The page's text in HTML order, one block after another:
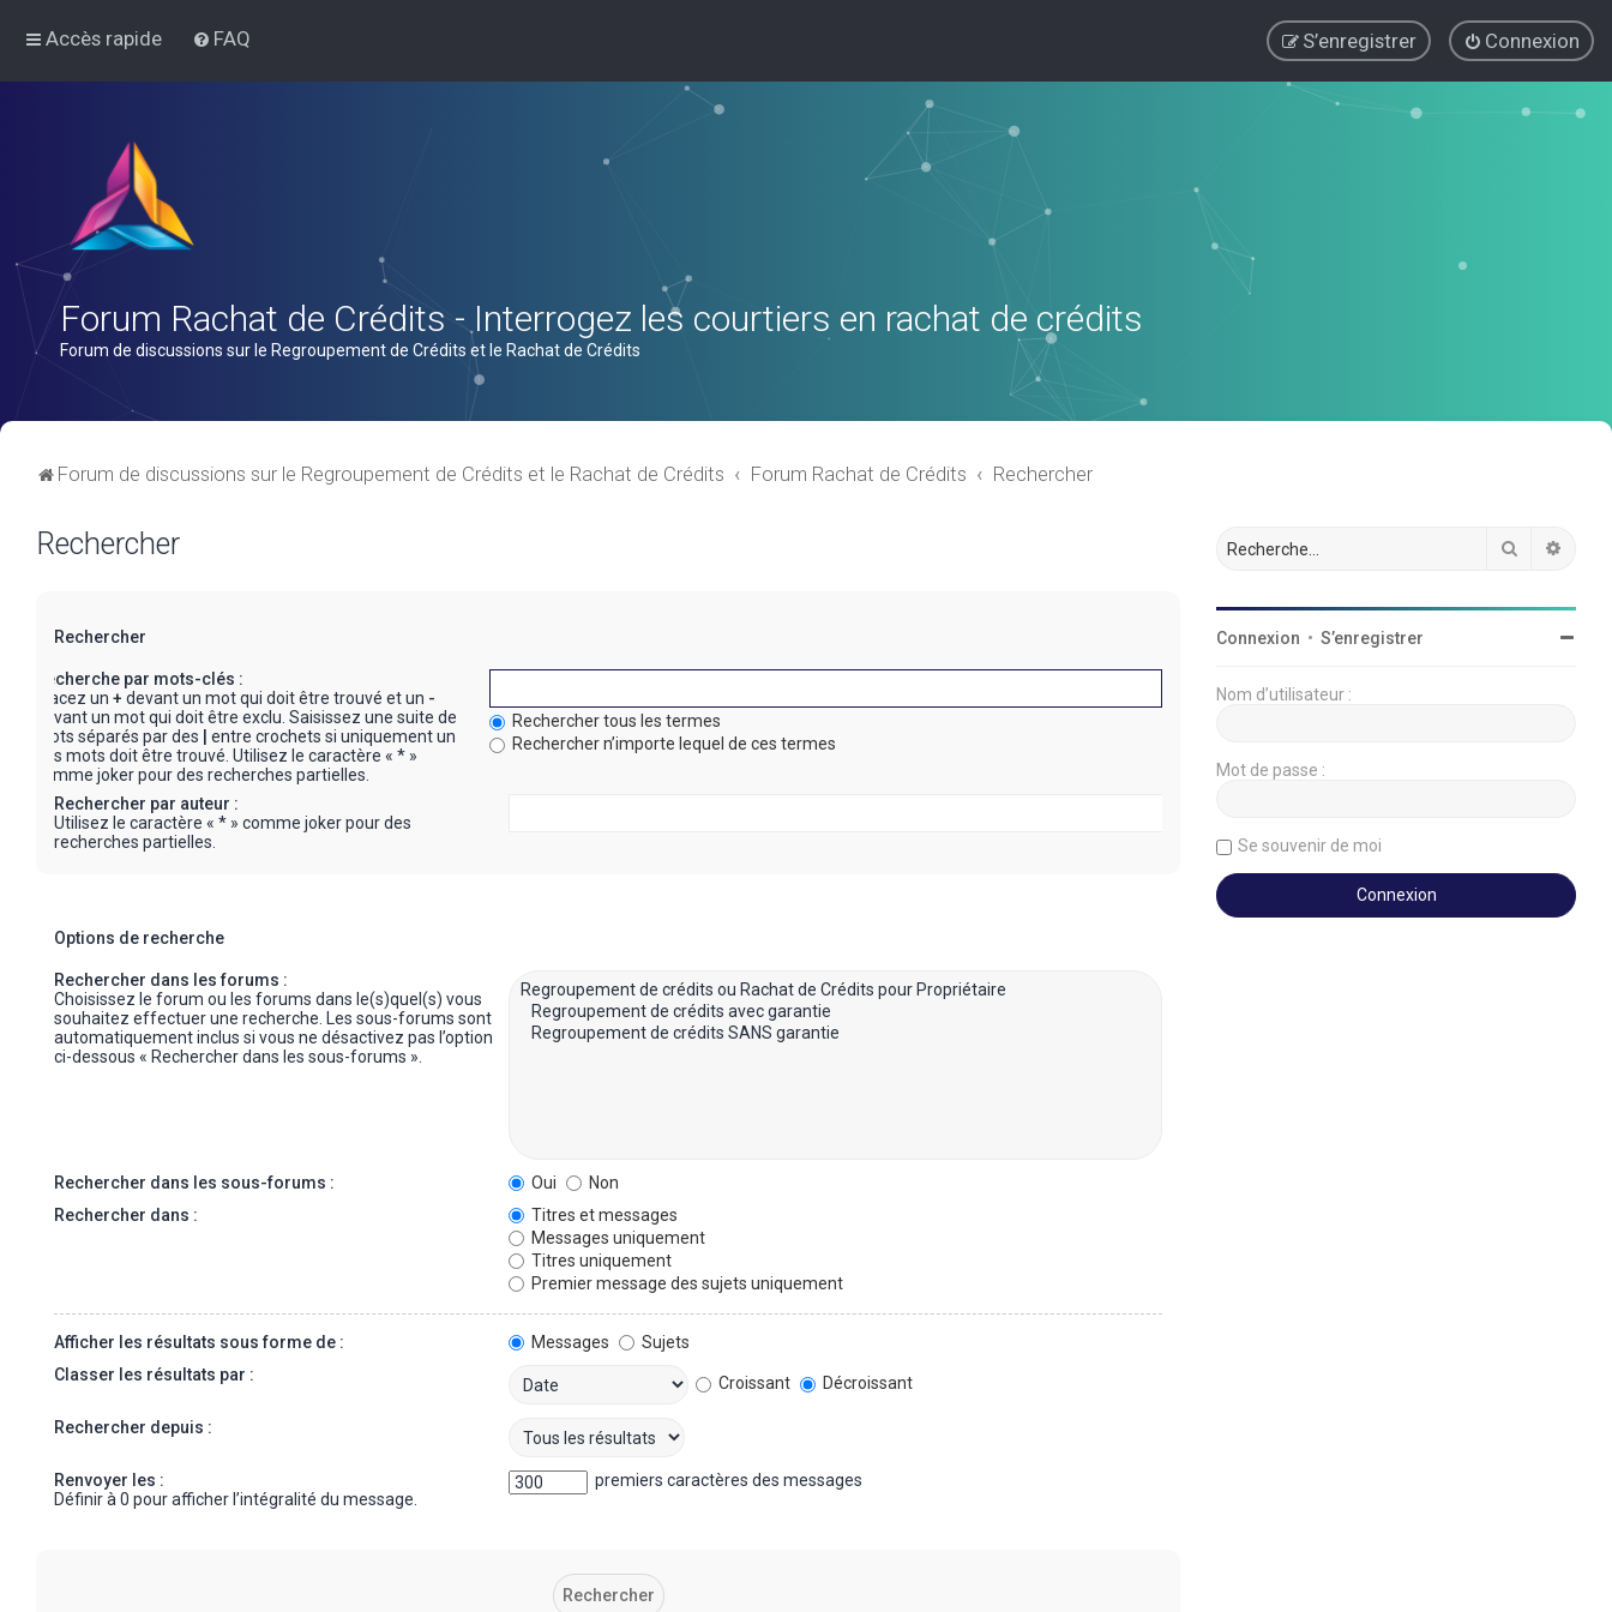
Accès rapide FAQ Connexion
S’enregistrer
Forum Rachat de Crédits - Interrogez les courtiers en rachat de crédits
Forum de discussions sur le Regroupement de Crédits et le Rachat de Crédits
Forum de discussions sur le Regroupement de Crédits et le Rachat de Crédits Forum Rachat de Crédits Rechercher
Rechercher
Rechercher
Recherche par mots-clés :
Placez un + devant un mot qui doit être trouvé et un -
devant un mot qui doit être exclu. Saisissez une suite de
mots séparés par des
entre crochets si uniquement un
des mots doit être trouvé. Utilisez le caractère « * »
comme joker pour des recherches partielles.
Rechercher tous les termes
Rechercher n’importe lequel de ces termes
Rechercher par auteur :
Utilisez le caractère « * » comme joker pour des
recherches partielles.
Options de recherche
Rechercher dans les forums :
Choisissez le forum ou les forums dans le(s)quel(s) vous
souhaitez effectuer une recherche. Les sous-forums sont
automatiquement inclus si vous ne désactivez pas l’option
ci-dessous « Rechercher dans les sous-forums ».
Rechercher dans les sous-forums : Oui
Non
Rechercher dans :
Titres et messages
Messages uniquement
Titres uniquement
Premier message des sujets uniquement
Afficher les résultats sous forme de : Messages
Sujets
Classer les résultats par :
Croissant Décroissant
Rechercher depuis :
Renvoyer les :
Définir à 0 pour afficher l’intégralité du message.
premiers caractères des messages
Rechercher
Connexion • S’enregistrer
Nom d’utilisateur :
Mot de passe :
Se souvenir de moi